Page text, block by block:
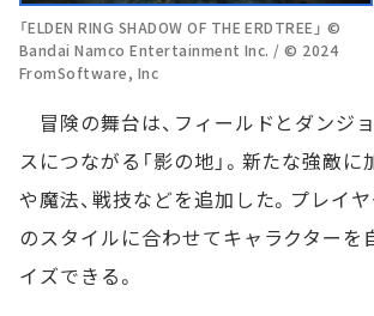
「ELDEN RING SHADOW OF THE ERDTREE」 ©
Bandai Namco Entertainment Inc. / © 2024
FromSoftware, Inc
冒険の舞台は、フィールドとダンジ
スにつながる「影の地」。新たな強敵に
や魔法、戦技などを追加した。プレイ
のスタイルに合わせてキャラクターを
イズできる。